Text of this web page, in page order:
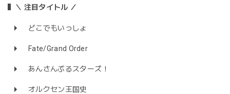
＼ 注目タイトル ／
どこでもいっしょ
Fate/Grand Order
あんさんぶるスターズ！
オルクセン王国史